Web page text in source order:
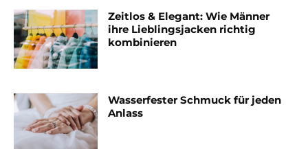
Zeitlos & Elegant: Wie Männer
ihre Lieblingsjacken richtig
kombinieren
Wasserfester Schmuck für jeden
Anlass